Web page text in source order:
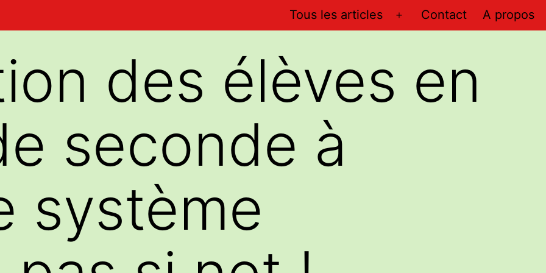
Tous les articles
Ouvrir
Contact A propos
des élèves en
seconde à
système